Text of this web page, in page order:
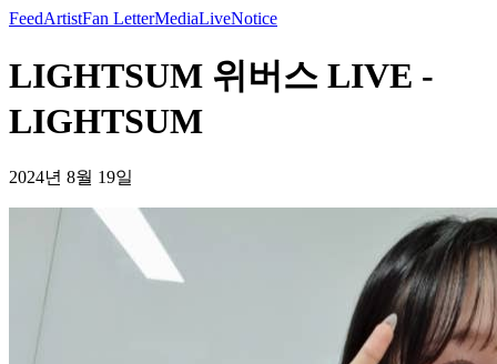
FeedArtistFan LetterMediaLiveNotice
LIGHTSUM 위버스 LIVE -
LIGHTSUM
2024년 8월 19일